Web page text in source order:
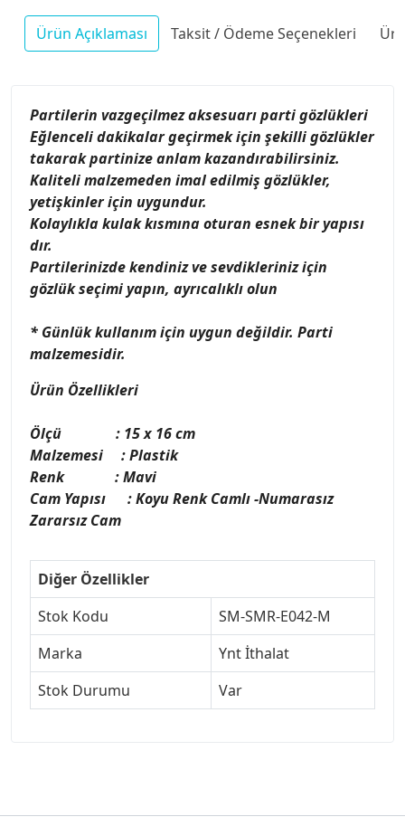
Ürün Açıklaması Taksit / Ödeme Seçenekleri
Partilerin vazgeçilmez aksesuarı parti gözlükleri
Eğlenceli dakikalar geçirmek için şekilli gözlükler
takarak partinize anlam kazandırabilirsiniz.
Kaliteli malzemeden imal edilmiş gözlükler,
yetişkinler için uygundur.
Kolaylıkla kulak kısmına oturan esnek bir yapısı
dır.
Partilerinizde kendiniz ve sevdikleriniz için
gözlük seçimi yapın, ayrıcalıklı olun
* Günlük kullanım için uygun değildir. Parti
malzemesidir.
Ürün Özellikleri
Ölçü : 15 x 16 cm
Malzemesi : Plastik
Renk : Mavi
Cam Yapısı : Koyu Renk Camlı -Numarasız
Zararsız Cam
Diğer Özellikler
Stok Kodu
SM-SMR-E042-M
Marka
Ynt İthalat
Stok Durumu
Var